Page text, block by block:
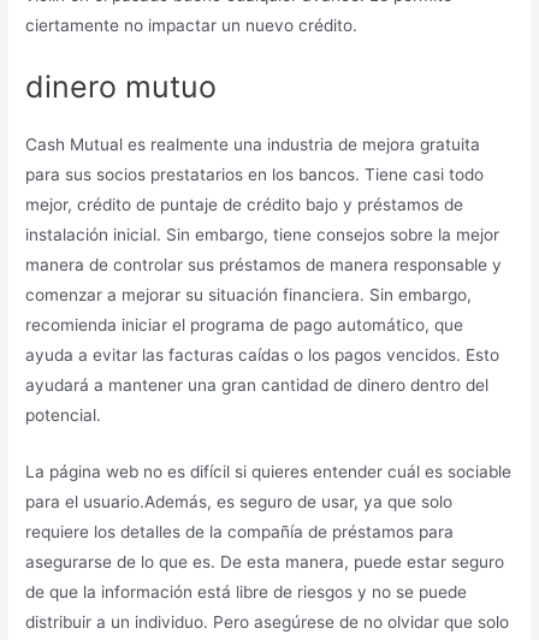
ciertamente no impactar un nuevo crédito.
dinero mutuo
Cash Mutual es realmente una industria de mejora gratuita
para sus socios prestatarios en los bancos. Tiene casi todo
mejor, crédito de puntaje de crédito bajo y préstamos de
instalación inicial. Sin embargo, tiene consejos sobre la mejor
manera de controlar sus préstamos de manera responsable y
comenzar a mejorar su situación financiera. Sin embargo,
recomienda iniciar el programa de pago automático, que
ayuda a evitar las facturas caídas o los pagos vencidos. Esto
ayudará a mantener una gran cantidad de dinero dentro del
potencial.
La página web no es difícil si quieres entender cuál es sociable
para el usuario.Además, es seguro de usar, ya que solo
requiere los detalles de la compañía de préstamos para
asegurarse de lo que es. De esta manera, puede estar seguro
de que la información está libre de riesgos y no se puede
distribuir a un individuo. Pero asegúrese de no olvidar que solo